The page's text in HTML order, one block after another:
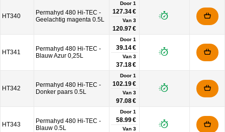
HT340
Permahyd 480 Hi-TEC -
Geelachtig magenta 0.5L
Door 1
127.34 €
Van 3
120.97 €
HT341
Permahyd 480 Hi-TEC -
Blauw Azur 0,25L
Door 1
39.14 €
Van 3
37.18 €
HT342
Permahyd 480 Hi-TEC -
Donker paars 0.5L
Door 1
102.19 €
Van 3
97.08 €
HT343
Permahyd 480 Hi-TEC -
Blauw 0.5L
Door 1
58.99 €
Van 3